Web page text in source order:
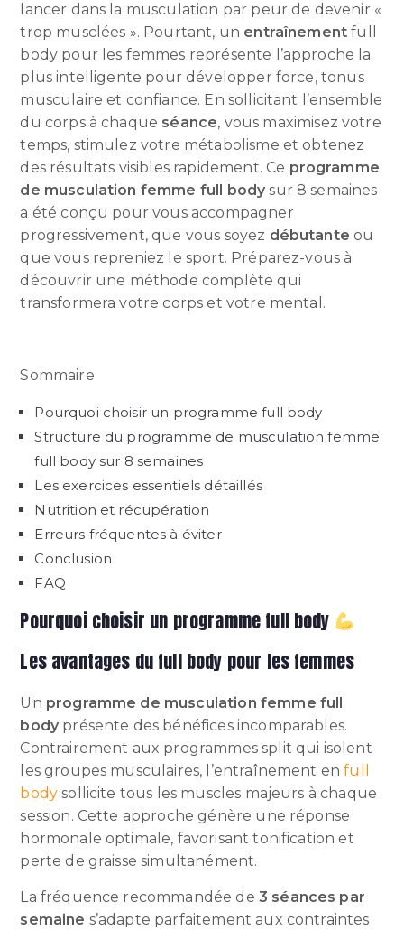
lancer dans la musculation par peur de devenir «
trop musclées ». Pourtant, un entraînement full
body pour les femmes représente l’approche la
plus intelligente pour développer force, tonus
musculaire et confiance. En sollicitant l’ensemble
du corps à chaque séance, vous maximisez votre
temps, stimulez votre métabolisme et obtenez
des résultats visibles rapidement. Ce programme
de musculation femme full bodysur 8 semaines
a été conçu pour vous accompagner
progressivement, que vous soyez débutante ou
que vous repreniez le sport. Préparez-vous à
découvrir une méthode complète qui
transformera votre corps et votre mental.
Sommaire
Pourquoi choisir un programme full body
Structure du programme de musculation femme
full body sur 8 semaines
Les exercices essentiels détaillés
Nutrition et récupération
Erreurs fréquentes à éviter
Conclusion
FAQ
Pourquoi choisir un programme full body
Les avantages du full body pour les femmes
Un programme de musculation femme full
body présente des bénéfices incomparables.
Contrairement aux programmes split qui isolent
les groupes musculaires, l’entraînement enfull
body sollicite tous les muscles majeurs à chaque
session. Cette approche génère une réponse
hormonale optimale, favorisant tonification et
perte de graisse simultanément.
La fréquence recommandée de 3 séances par
semaine s’adapte parfaitement aux contraintes